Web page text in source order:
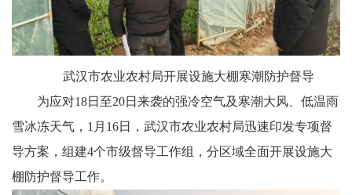
武汉市农业农村局开展设施大棚寒潮防护督导
为应对18日至20日来袭的强冷空气及寒潮大风、低温雨
雪冰冻天气，1月16日，武汉市农业农村局迅速印发专项督
导方案，组建4个市级督导工作组，分区域全面开展设施大
棚防护督导工作。